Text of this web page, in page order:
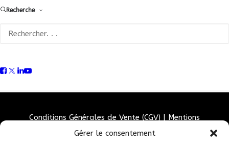
Gérer le consentement
Recherche
Conditions Générales de Vente (CGV)
Mentions
Politique de confidentialité